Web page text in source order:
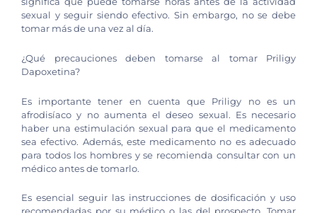
sexual y seguir siendo efectivo. Sin embargo, no se debe
tomar más de una vez al día.
¿Qué precauciones deben tomarse al tomar Priligy
Dapoxetina?
Es importante tener en cuenta que Priligy no es un
afrodisíaco y no aumenta el deseo sexual. Es necesario
haber una estimulación sexual para que el medicamento
sea efectivo. Además, este medicamento no es adecuado
para todos los hombres y se recomienda consultar con un
médico antes de tomarlo.
Es esencial seguir las instrucciones de dosificación y uso